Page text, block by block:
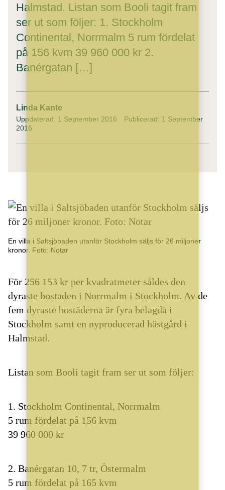
Halmstad. Listan som Booli tagit fram
ser ut som följer: 1. Stockholm
Continental, Norrmalm 5 rum fördelat
på 156 kvm 39 960 000 kr 2.
Banérgatan […]
Linda Kante
Uppdaterad: 1 September 2016
Publicerad: 1 September
2016
En villa i Saltsjöbaden utanför Stockholm säljs för 26 miljoner
kronor. Foto: Notar
För 256 153 kr per kvadratmeter såldes den
dyraste bostaden i Norrmalm i Stockholm. Av de
fem dyraste bostäderna är fyra belagda i
Stockholm samt en nyproducerad hästgård i
Halmstad.
Listan som Booli tagit fram ser ut som följer:
1. Stockholm Continental, Norrmalm
5 rum fördelat på 156 kvm
39 960 000 kr
2. Banérgatan 10, 7 tr, Östermalm
5 rum fördelat på 165 kvm